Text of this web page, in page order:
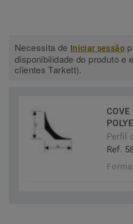
Necessita de Iniciar sessão
disponibilidade do produto e
clientes Tarkett).
Perfil
Ref.